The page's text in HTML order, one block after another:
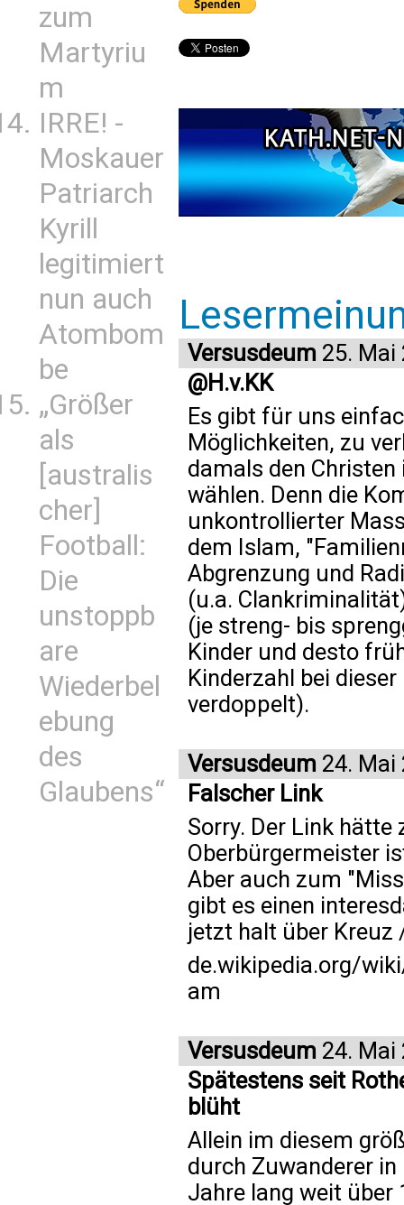
zum
Martyriu
m
IRRE! -
Moskauer
Patriarch
Kyrill
legitimiert
nun auch
Atombom
be
„Größer
als
[australis
cher]
Football:
Die
unstoppb
are
Wiederbel
ebung
des
Glaubens“
Versusdeum 25. Mai
@H.v.KK
Es gibt für uns
Möglichkeiten, zu
damals den
wählen. Denn die
unkontrollierter
dem Islam,
Abgrenzung und
(u.a.
(je streng- bis
Kinder und desto
Kinderzahl bei
verdoppelt).
Versusdeum 24. Mai
Falscher Link
Sorry. Der Link hätte
Oberbürgermeister
Aber auch zum
gibt es einen
jetzt halt über Kreuz
de.wikipedia.org/
am
Versusdeum 24. Mai
Spätestens seit
blüht
Allein im diesem
durch Zuwanderer
Jahre lang weit über